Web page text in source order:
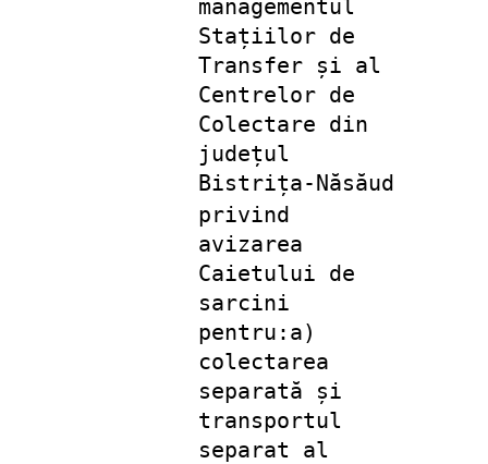
managementul
Stațiilor de
Transfer și al
Centrelor de
Colectare din
județul
Bistrița-Năsăud
privind
avizarea
Caietului de
sarcini
pentru: a)
colectarea
separată și
transportul
separat al